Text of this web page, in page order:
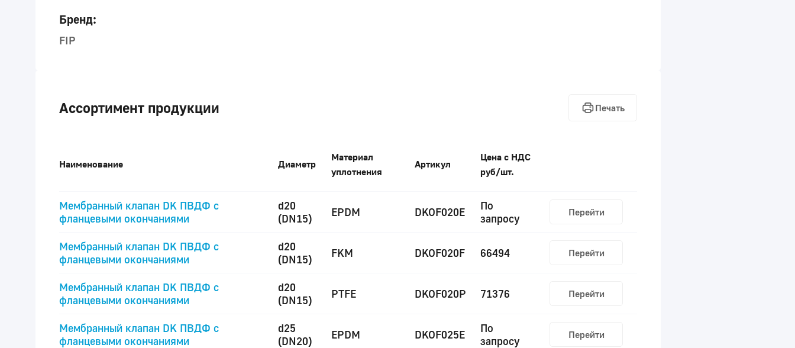
Бренд:
FIP
Ассортимент продукции Печать
Наименование Диаметр
Материал
уплотнения
Артикул
Цена с НДС
руб/шт.
Мембранный клапан DK ПВДФ c
фланцевыми окончаниями
d20
(DN15)
EPDM DKOF020E
По
запросу
Перейти
Мембранный клапан DK ПВДФ c
фланцевыми окончаниями
d20
(DN15)
FKM DKOF020F 66494 Перейти
Мембранный клапан DK ПВДФ c
фланцевыми окончаниями
d20
(DN15)
PTFE DKOF020P 71376 Перейти
Мембранный клапан DK ПВДФ c
фланцевыми окончаниями
d25
(DN20)
EPDM DKOF025E
По
запросу
Перейти